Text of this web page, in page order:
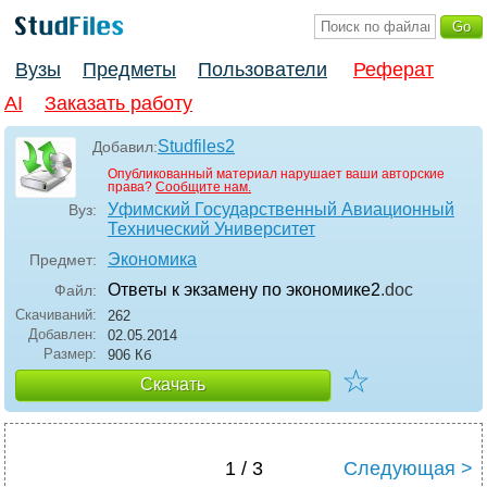
Вузы Предметы Пользователи
Реферат
AI
Заказать работу
Добавил:Studfiles2
Опубликованный материал нарушает ваши авторские
права? Сообщите нам.
Вуз:
Уфимский Государственный Авиационный
Технический Университет
Предмет: Экономика
Файл: Ответы к экзамену по экономике2.doc
Скачиваний:
262
Добавлен:
02.05.2014
Размер:
906 Кб
Скачать ☆
1 / 3 Следующая >